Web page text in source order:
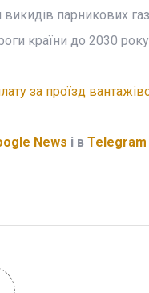
парникових
країни до 2030
за проїзд
News і в Telegram